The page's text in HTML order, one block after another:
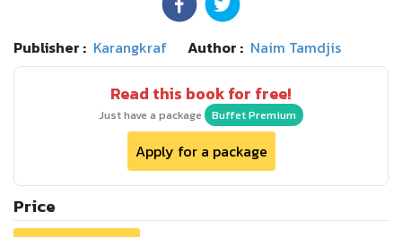
Publisher : Karangkraf Author : Naim Tamdjis
Read this book for free!
Just have a package Buffet Premium
Apply for a package
Price